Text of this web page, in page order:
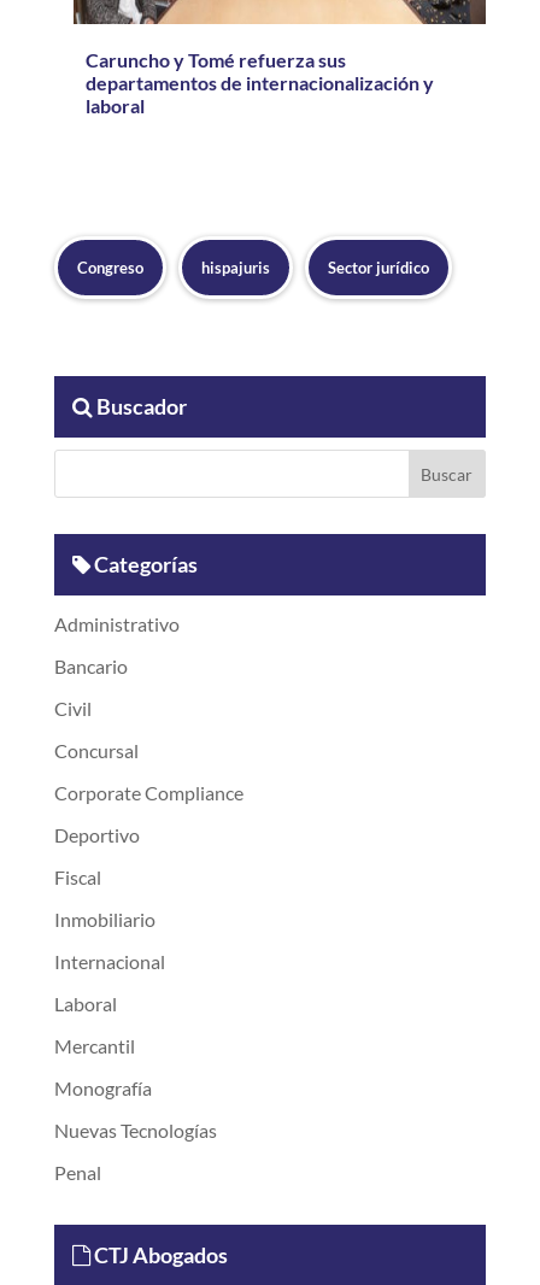
Caruncho y Tomé refuerza sus
departamentos de internacionalización y
laboral
Congreso hispajuris Sector jurídico
Buscador
Categorías
Administrativo
Bancario
Civil
Concursal
Corporate Compliance
Deportivo
Fiscal
Inmobiliario
Internacional
Laboral
Mercantil
Monografía
Nuevas Tecnologías
Penal
CTJ Abogados